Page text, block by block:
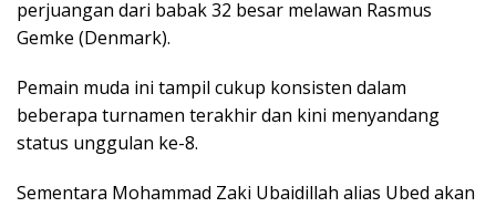
perjuangan dari babak 32 besar melawan Rasmus
Gemke (Denmark).
Pemain muda ini tampil cukup konsisten dalam
beberapa turnamen terakhir dan kini menyandang
status unggulan ke-8.
Sementara Mohammad Zaki Ubaidillah alias Ubed akan